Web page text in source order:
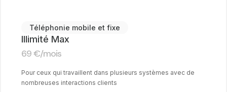
Téléphonie mobile et fixe
Illimité Max
69€/mois
Pour ceux qui travaillent dans plusieurs systèmes avec de
nombreuses interactions clients